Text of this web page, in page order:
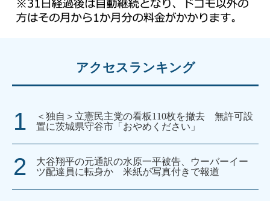
アクセスランキング
＜独自＞立憲民主党の看板110枚を撤去 無許可設
置に茨城県守谷市「おやめください」
大谷翔平の元通訳の水原一平被告、ウーバーイー
ツ配達員に転身か 米紙が写真付きで報道